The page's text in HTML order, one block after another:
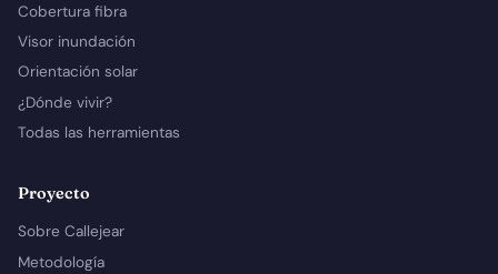
Cobertura fibra
Visor inundación
Orientación solar
¿Dónde vivir?
Todas las herramientas
Proyecto
Sobre Callejear
Metodología